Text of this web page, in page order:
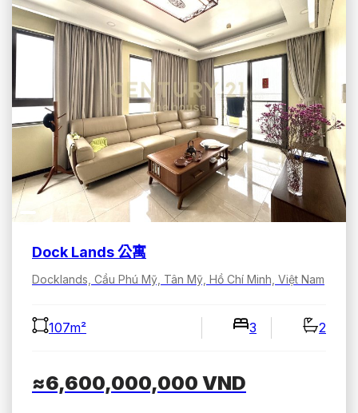
Dock Lands 公寓
Docklands, Cầu Phú Mỹ, Tân Mỹ, Hồ Chí Minh, Việt Nam
107m² 3 2
≈6,600,000,000 VND